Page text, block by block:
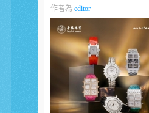
作者為 editor